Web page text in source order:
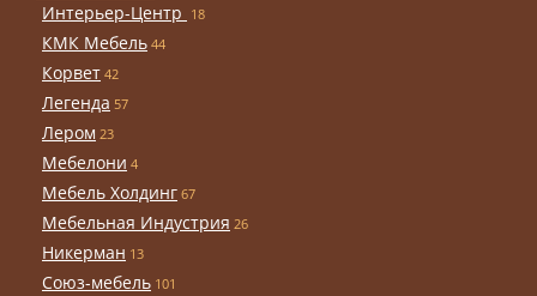
Интерьер-Центр 18
КМК Мебель 44
Корвет 42
Легенда 57
Лером 23
Мебелони 4
Мебель Холдинг 67
Мебельная Индустрия 26
Никерман 13
Союз-мебель 101